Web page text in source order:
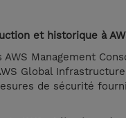
et historique à
AWS Management
Global Infrastructure
de sécurité